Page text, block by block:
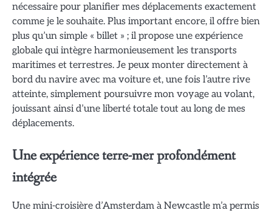
nécessaire pour planifier mes déplacements exactement
comme je le souhaite. Plus important encore, il offre bien
plus qu’un simple « billet » ; il propose une expérience
globale qui intègre harmonieusement les transports
maritimes et terrestres. Je peux monter directement à
bord du navire avec ma voiture et, une fois l’autre rive
atteinte, simplement poursuivre mon voyage au volant,
jouissant ainsi d’une liberté totale tout au long de mes
déplacements.
Une expérience terre-mer profondément
intégrée
Une mini-croisière d’Amsterdam à Newcastle m’a permis